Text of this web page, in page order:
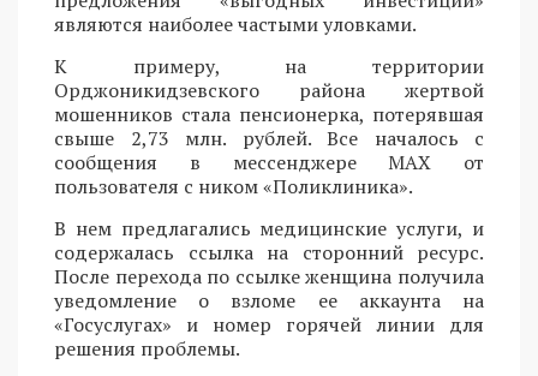
являются наиболее частыми уловками.
К примеру, на территории
Орджоникидзевского района жертвой
мошенников стала пенсионерка, потерявшая
свыше 2,73 млн. рублей. Все началось с
сообщения в мессенджере MAX от
пользователя с ником «Поликлиника».
В нем предлагались медицинские услуги, и
содержалась ссылка на сторонний ресурс.
После перехода по ссылке женщина получила
уведомление о взломе ее аккаунта на
«Госуслугах» и номер горячей линии для
решения проблемы.